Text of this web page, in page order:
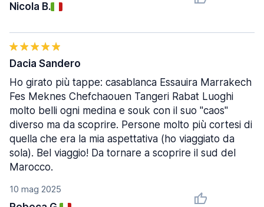
Nicola B.
10 mag 2025
Dacia Sandero
Ho girato più tappe: casablanca Essauira Marrakech
Fes Meknes Chefchaouen Tangeri Rabat Luoghi
molto belli ogni medina e souk con il suo "caos"
diverso ma da scoprire. Persone molto più cortesi di
quella che era la mia aspettativa (ho viaggiato da
sola). Bel viaggio! Da tornare a scoprire il sud del
Marocco.